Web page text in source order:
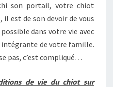
son portail, votre chiot
il est de son devoir de vous
dans votre vie avec
intégrante de votre famille.
pas, c’est compliqué…
de vie du chiot sur